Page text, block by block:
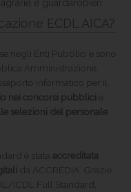
e guardarobieri
ECDL AICA?
negli Enti Pubblici e sono
Amministrazione.
informatico per il
nei concorsi pubblici e
selezioni del personale
è stata accreditata
da ACCREDIA. Grazie
ICDL Full Standard,